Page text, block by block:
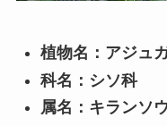
植物名：アジュ
科名：シソ科
属名：キランソ